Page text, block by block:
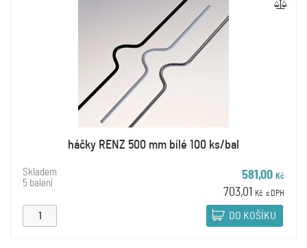
háčky RENZ 500 mm bílé 100 ks/bal
Skladem
5 balení
581,00 Kč
703,01 Kč s DPH
DO KOŠÍKU